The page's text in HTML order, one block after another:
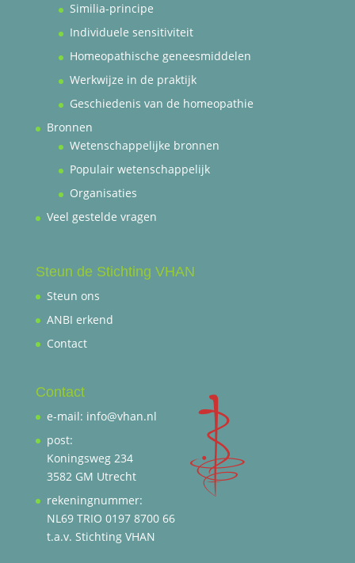
Similia-principe
Individuele sensitiviteit
Homeopathische geneesmiddelen
Werkwijze in de praktijk
Geschiedenis van de homeopathie
Bronnen
Wetenschappelijke bronnen
Populair wetenschappelijk
Organisaties
Veel gestelde vragen
Steun de Stichting VHAN
Steun ons
ANBI erkend
Contact
Contact
e-mail: info@vhan.nl
post:
Koningsweg 234
3582 GM Utrecht
rekeningnummer:
NL69 TRIO 0197 8700 66
t.a.v. Stichting VHAN